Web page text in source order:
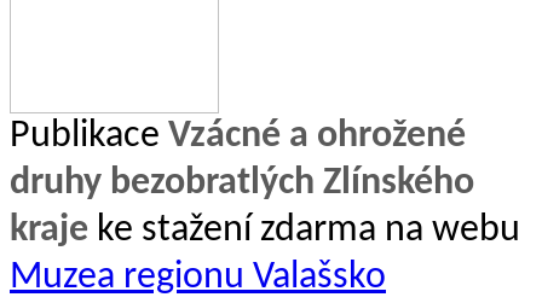
Publikace Vzácné a ohrožené
druhy bezobratlých Zlínského
kraje ke stažení zdarma na webu
Muzea regionu Valašsko